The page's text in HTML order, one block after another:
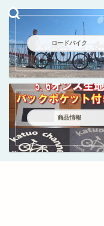
ロードバイク
商品情報